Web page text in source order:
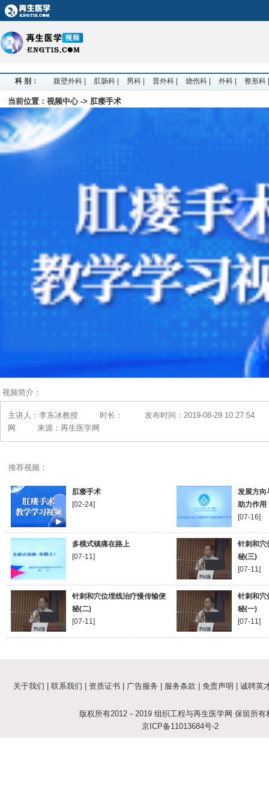
首 页 资讯中心
科 别： 腹壁外科 肛肠科 男科 普外科 烧伤科 外科 整形科
当前位置：视频中心 -> 肛瘘手术
视频简介：
主讲人：李东冰教授 时长：
发布时间：2019-08-29 10:27:54
网
来源：再生医学网
推荐视频：
肛瘘手术
[02-24]
发展方向
助力作用
[07-16]
多模式镇痛在路上
[07-11]
针刺和穴
秘(三)
[07-11]
针刺和穴位埋线治疗慢传输便
秘(二)
[07-11]
针刺和穴
秘(一)
[07-11]
关于我们 联系我们 资质证书 广告服务 服务条款 免责声明 诚聘英
版权所有2012－2019 组织工程与再生医学网 保留所有
京ICP备11013684号-2